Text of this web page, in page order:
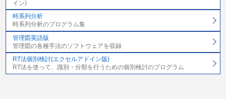
イン)
時系列分析
時系列分析のプログラム集
管理図英語版
管理図の各種手法のソフトウェアを収録
RT法個別検討(エクセルアドイン版)
RT法を使って、識別・分類を行うための個別検討のプログラム